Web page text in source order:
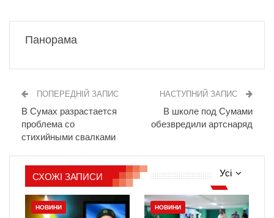
Панорама
ПОПЕРЕДНІЙ ЗАПИС
В Сумах разрастается
проблема со
стихийными свалками
НАСТУПНИЙ ЗАПИС
В школе под Сумами
обезвредили артснаряд
Усі
СХОЖІ ЗАПИСИ
НОВИНИ НОВИНИ